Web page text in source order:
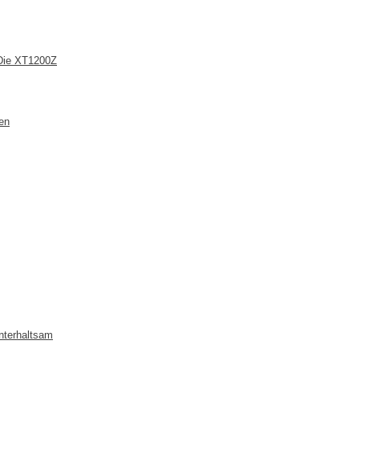
XT1200Z